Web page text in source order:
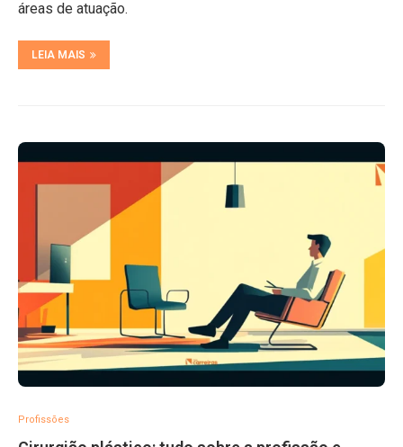
áreas de atuação.
LEIA MAIS
Profissões